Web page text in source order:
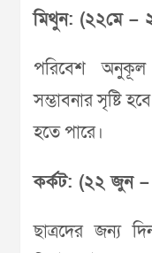
মিথুন: (২২মে –
পরিবেশ
সম্ভাবনার সৃষ্টি
হতে পারে।
কর্কট: (২২ জুন
ছাত্রদের জন্য